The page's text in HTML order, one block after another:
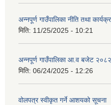
अन्नपूर्ण गाउँपालिका नीति तथा
मिति: 11/25/2025 - 10:21
अन्नपूर्ण गाउँपालिका आ.व बजेट
मिति: 06/24/2025 - 12:26
वोलपत्र स्वीकृत गर्ने आशयको सूचना